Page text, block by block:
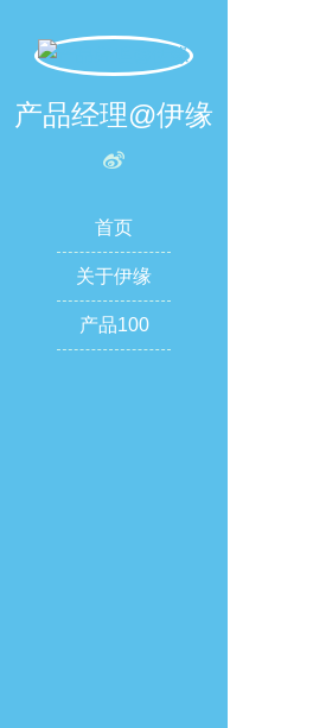
产品经理@伊缘
首页
关于伊缘
产品100